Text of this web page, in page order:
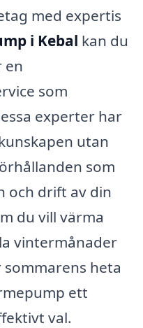
med expertis
i Kebal kan du
en
som
experter har
utan
som
och drift av din
du vill värma
vintermånader
heta
ett
val.